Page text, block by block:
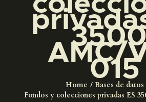
AMC/
015
Home Bases de datos
Fondos y colecciones privadas ES
ACTIVIDADES
█
EL MUSEO